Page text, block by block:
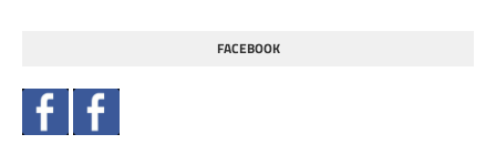
FACEBOOK